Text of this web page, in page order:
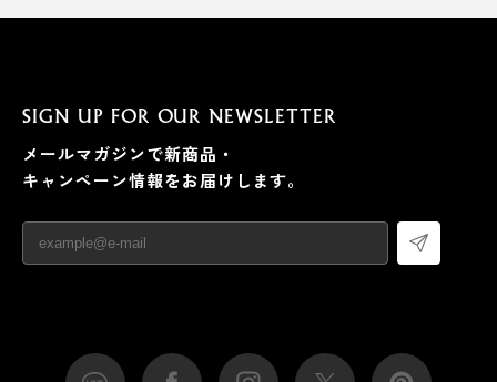
SIGN UP FOR OUR NEWSLETTER
メールマガジンで新商品・
キャンペーン情報をお届けします。